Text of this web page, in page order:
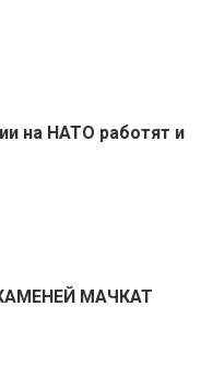
на НАТО работят и
МАЧКАТ